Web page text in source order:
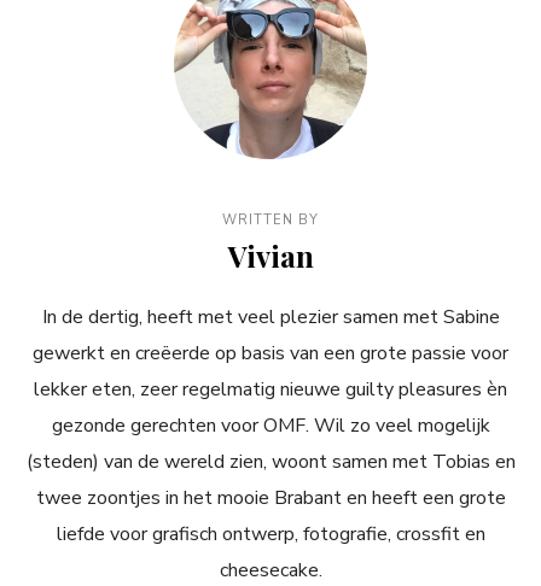
WRITTEN BY
Vivian
In de dertig, heeft met veel plezier samen met Sabine
gewerkt en creëerde op basis van een grote passie voor
lekker eten, zeer regelmatig nieuwe guilty pleasures èn
gezonde gerechten voor OMF. Wil zo veel mogelijk
(steden) van de wereld zien, woont samen met Tobias en
twee zoontjes in het mooie Brabant en heeft een grote
liefde voor grafisch ontwerp, fotografie, crossfit en
cheesecake.